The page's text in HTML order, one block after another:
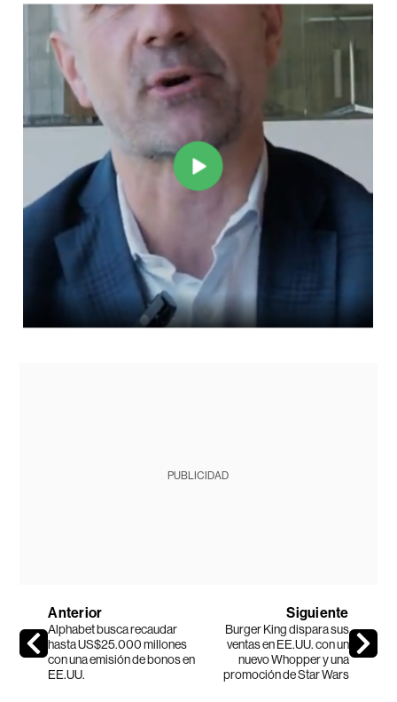
PUBLICIDAD
Anterior
Alphabet busca recaudar
hasta US$25.000 millones
con una emisión de bonos en
EE.UU.
Siguiente
Burger King dispara sus
ventas en EE.UU. con un
nuevo Whopper y una
promoción de Star Wars